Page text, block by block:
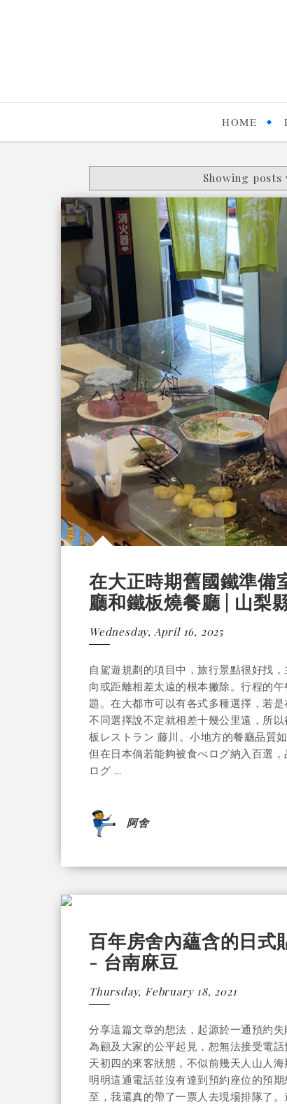
HOME
Showing
在大正時期舊國鐵準備
廳和鐵板燒餐廳 | 山梨
Wednesday, April 16, 2025
自駕遊規劃的項目中，旅行景點很好找
向或距離相差太遠的根本撇除。行程的
題。在大都市可以有各式多種選擇，若
不同選擇說不定就相差十幾公里遠，所
板レストラン 藤川。小地方的餐廳品質
但在日本倘若能夠被食べログ納入百選
ログ ...
阿舍
百年房舍內蘊含的日式
- 台南麻豆
Thursday, February 18, 2021
分享這篇文章的想法，起源於一通預約
為顧及大家的公平起見，恕無法接受電
天初四的來客狀態，不似前幾天人山人
明明這通電話並沒有達到預約座位的預
至，我還真的帶了一票人去現場排隊了